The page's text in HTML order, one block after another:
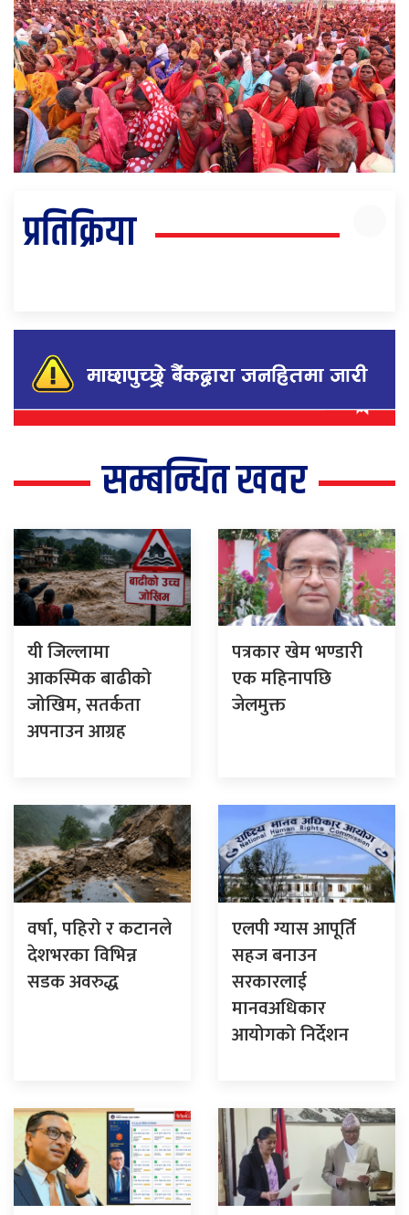
प्रतिक्रिया
सम्बन्धित खवर
यी जिल्लामा
आकस्मिक बाढीको
जोखिम, सतर्कता
अपनाउन आग्रह
पत्रकार खेम भण्डारी
एक महिनापछि
जेलमुक्त
वर्षा, पहिरो र कटानले
देशभरका विभिन्न
सडक अवरुद्ध
एलपी ग्यास आपूर्ति
सहज बनाउन
सरकारलाई
मानवअधिकार
आयोगको निर्देशन